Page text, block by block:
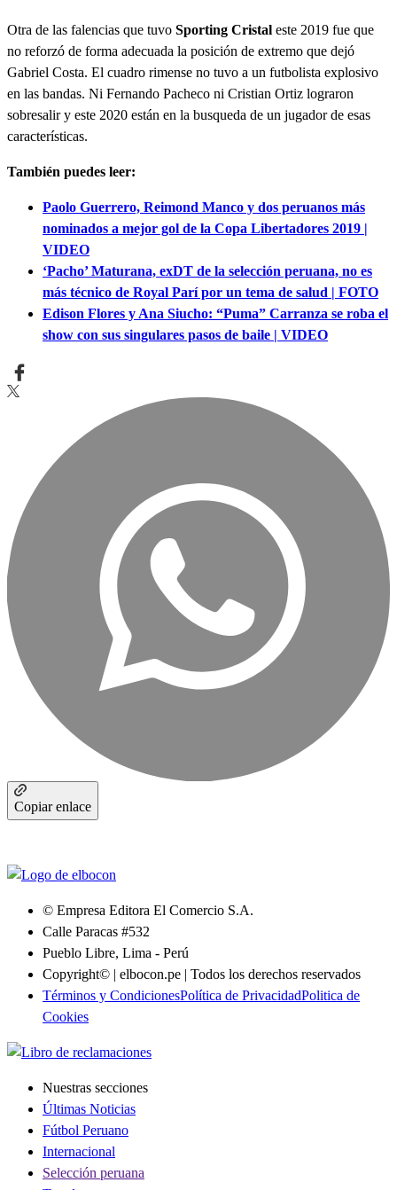
Otra de las falencias que tuvo Sporting Cristal este 2019 fue que
no reforzó de forma adecuada la posición de extremo que dejó
Gabriel Costa. El cuadro rimense no tuvo a un futbolista explosivo
en las bandas. Ni Fernando Pacheco ni Cristian Ortiz lograron
sobresalir y este 2020 están en la busqueda de un jugador de esas
características.
También puedes leer:
Paolo Guerrero, Reimond Manco y dos peruanos más
nominados a mejor gol de la Copa Libertadores 2019 |
VIDEO
‘Pacho’ Maturana, exDT de la selección peruana, no es
más técnico de Royal Parí por un tema de salud | FOTO
Edison Flores y Ana Siucho: “Puma” Carranza se roba el
show con sus singulares pasos de baile | VIDEO
Copiar enlace
© Empresa Editora El Comercio S.A.
Calle Paracas #532
Pueblo Libre, Lima - Perú
Copyright© | elbocon.pe | Todos los derechos reservados
Términos y CondicionesPolítica de PrivacidadPolitica de
Cookies
Nuestras secciones
Últimas Noticias
Fútbol Peruano
Internacional
Selección peruana